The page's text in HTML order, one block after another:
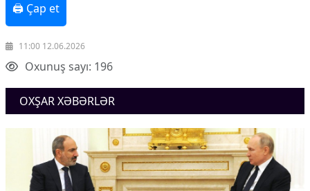
🖨 Çap et
11:00 12.06.2026
Oxunuş sayı: 196
OXŞAR XƏBƏRLƏR